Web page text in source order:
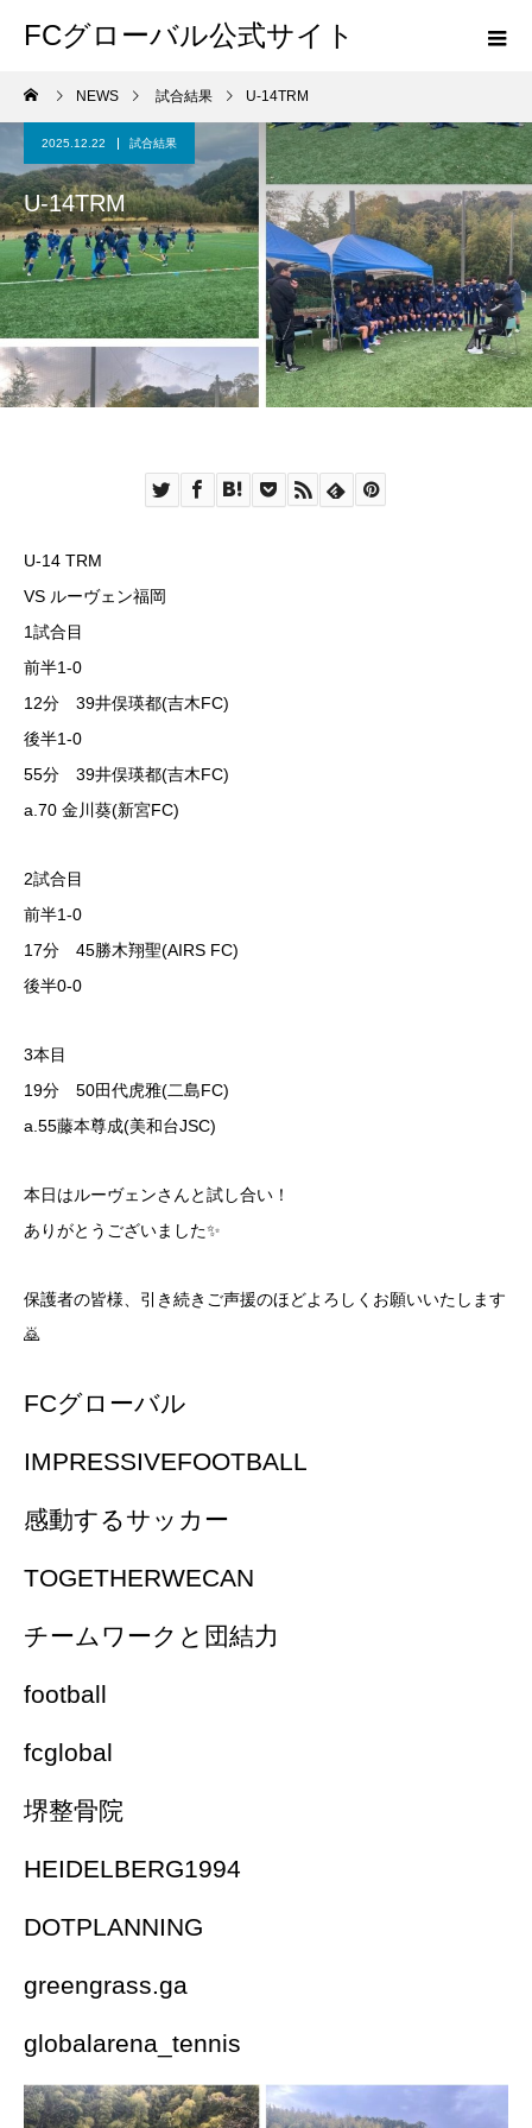
FCグローバル公式サイト
NEWS 試合結果 U-14TRM
2025.12.22 試合結果
U-14TRM
U-14 TRM
VS ルーヴェン福岡
1試合目
前半1-0
12分 39井俣瑛都(吉木FC)
後半1-0
55分 39井俣瑛都(吉木FC)
a.70 金川葵(新宮FC)
2試合目
前半1-0
17分 45勝木翔聖(AIRS FC)
後半0-0
3本目
19分 50田代虎雅(二島FC)
a.55藤本尊成(美和台JSC)
本日はルーヴェンさんと試し合い！
ありがとうございました✨
保護者の皆様、引き続きご声援のほどよろしくお願いいたします
🙇
FCグローバル
IMPRESSIVEFOOTBALL
感動するサッカー
TOGETHERWECAN
チームワークと団結力
football
fcglobal
堺整骨院
HEIDELBERG1994
DOTPLANNING
greengrass.ga
globalarena_tennis